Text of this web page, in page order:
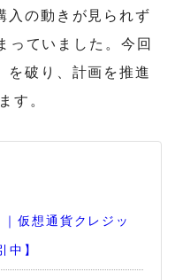
入の動きが見られず
ていました。今回
を破り、計画を推進
す。
仮想通貨クレジッ
中】